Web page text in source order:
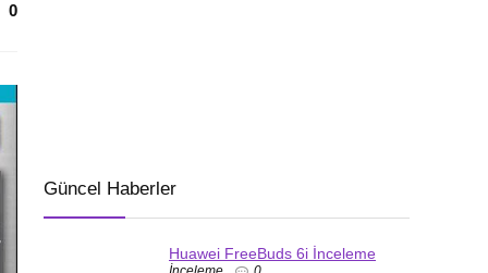
0
Güncel Haberler
Huawei FreeBuds 6i İnceleme